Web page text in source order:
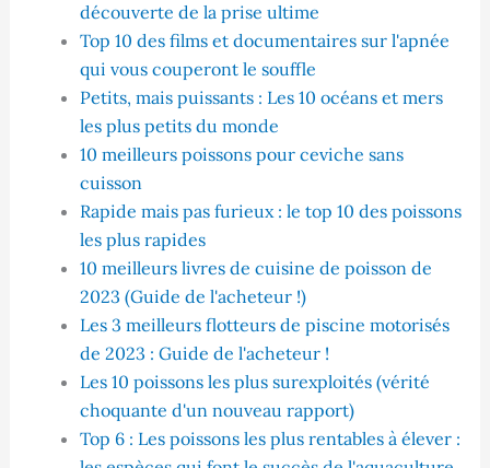
découverte de la prise ultime
Top 10 des films et documentaires sur l'apnée
qui vous couperont le souffle
Petits, mais puissants : Les 10 océans et mers
les plus petits du monde
10 meilleurs poissons pour ceviche sans
cuisson
Rapide mais pas furieux : le top 10 des poissons
les plus rapides
10 meilleurs livres de cuisine de poisson de
2023 (Guide de l'acheteur !)
Les 3 meilleurs flotteurs de piscine motorisés
de 2023 : Guide de l'acheteur !
Les 10 poissons les plus surexploités (vérité
choquante d'un nouveau rapport)
Top 6 : Les poissons les plus rentables à élever :